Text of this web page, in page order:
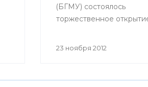
(БГМУ) состоялось
торжественное
центра. Мероприятие
23 ноября 2012